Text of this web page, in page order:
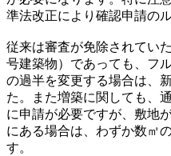
準法改正により確認申請の
従来は審査が免除されてい
号建築物）であっても、フ
の過半を変更する場合は、
た。また増築に関しても、
に申請が必要ですが、敷地
にある場合は、わずか数㎡
す。